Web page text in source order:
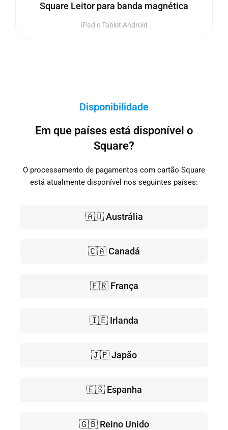
Square Leitor para banda magnética
iPad e Tablet Android
Disponibilidade
Em que países está disponível o
Square?
O processamento de pagamentos com cartão Square
está atualmente disponível nos seguintes países:
🇦🇺 Austrália
🇨🇦 Canadá
🇫🇷 França
🇮🇪 Irlanda
🇯🇵 Japão
🇪🇸 Espanha
🇬🇧 Reino Unido